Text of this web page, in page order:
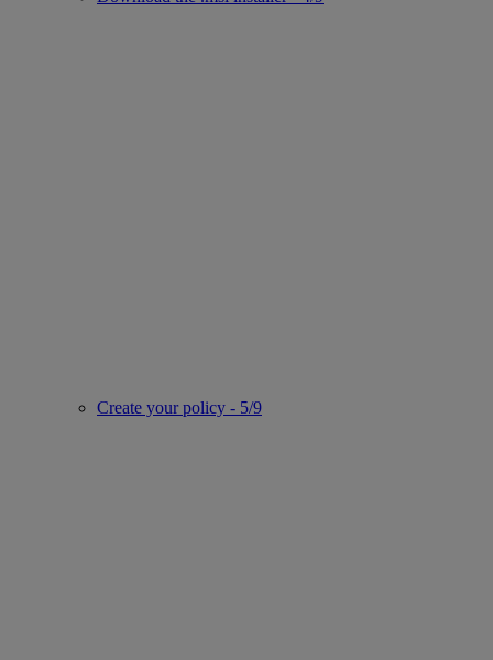
Create your policy - 5/9